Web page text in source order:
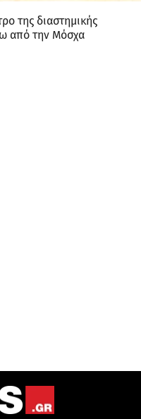
της διαστημικής
από την Μόσχα